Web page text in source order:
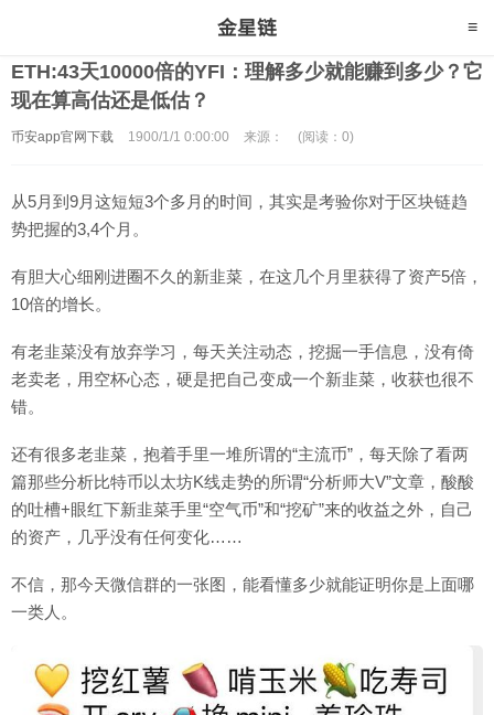
ETH:43天10000倍的YFI：理解多少就能赚到多少？它
现在算高估还是低估？
币安app官网下载 1900/1/1 0:00:00 来源： (阅读：0)
从5月到9月这短短3个多月的时间，其实是考验你对于区块链趋
势把握的3,4个月。
有胆大心细刚进圈不久的新韭菜，在这几个月里获得了资产5倍，
10倍的增长。
有老韭菜没有放弃学习，每天关注动态，挖掘一手信息，没有倚
老卖老，用空杯心态，硬是把自己变成一个新韭菜，收获也很不
错。
还有很多老韭菜，抱着手里一堆所谓的“主流币”，每天除了看两
篇那些分析比特币以太坊K线走势的所谓“分析师大V”文章，酸酸
的吐槽+眼红下新韭菜手里“空气币”和“挖矿”来的收益之外，自己
的资产，几乎没有任何变化……
不信，那今天微信群的一张图，能看懂多少就能证明你是上面哪
一类人。